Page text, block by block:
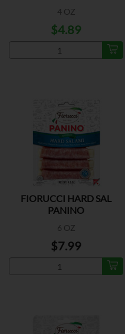
4 OZ
$4.89
FIORUCCI HARD SAL
PANINO
6 OZ
$7.99